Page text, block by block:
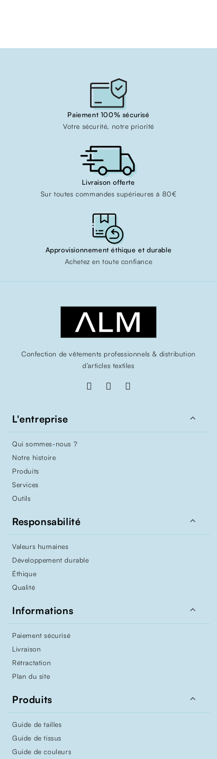
Paiement 100% sécurisé
Votre sécurité, notre priorité
Livraison offerte
Sur toutes commandes supérieures à 80€
Approvisionnement éthique et durable
Achetez en toute confiance
Confection de vêtements professionnels & distribution
d’articles textiles
L'entreprise 
Qui sommes-nous ?
Notre histoire
Produits
Services
Outils
Responsabilité 
Valeurs humaines
Développement durable
Éthique
Qualité
Informations 
Paiement sécurisé
Livraison
Rétractation
Plan du site
Produits 
Guide de tailles
Guide de tissus
Guide de couleurs